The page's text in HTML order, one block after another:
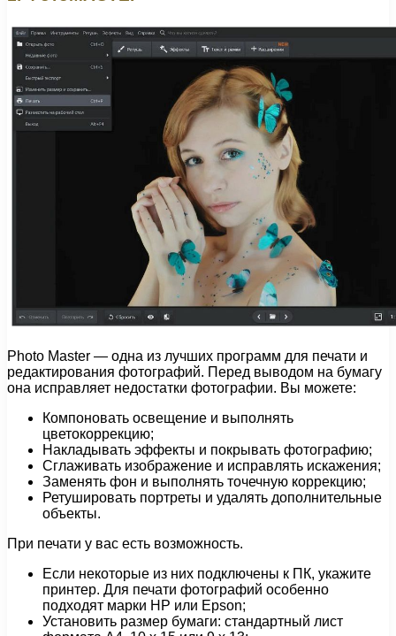
Photo Master — одна из лучших программ для печати и
редактирования фотографий. Перед выводом на бумагу
она исправляет недостатки фотографии. Вы можете:
Компоновать освещение и выполнять
цветокоррекцию;
Накладывать эффекты и покрывать фотографию;
Сглаживать изображение и исправлять искажения;
Заменять фон и выполнять точечную коррекцию;
Ретушировать портреты и удалять дополнительные
объекты.
При печати у вас есть возможность.
Если некоторые из них подключены к ПК, укажите
принтер. Для печати фотографий особенно
подходят марки HP или Epson;
Установить размер бумаги: стандартный лист